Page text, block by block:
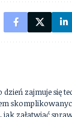
dzień zajmuje się
załatwiać